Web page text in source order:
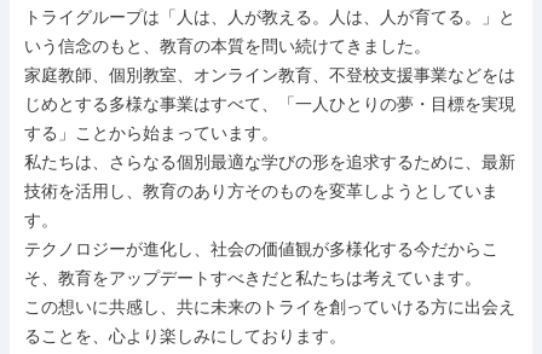
トライグループは「人は、人が教える。人は、人が育てる。」と
いう信念のもと、教育の本質を問い続けてきました。
家庭教師、個別教室、オンライン教育、不登校支援事業などをは
じめとする多様な事業はすべて、「一人ひとりの夢・目標を実現
する」ことから始まっています。
私たちは、さらなる個別最適な学びの形を追求するために、最新
技術を活用し、教育のあり方そのものを変革しようとしていま
す。
テクノロジーが進化し、社会の価値観が多様化する今だからこ
そ、教育をアップデートすべきだと私たちは考えています。
この想いに共感し、共に未来のトライを創っていける方に出会え
ることを、心より楽しみにしております。